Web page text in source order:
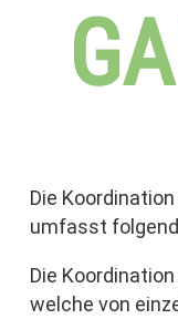
Die
umfasst
Die
welche von